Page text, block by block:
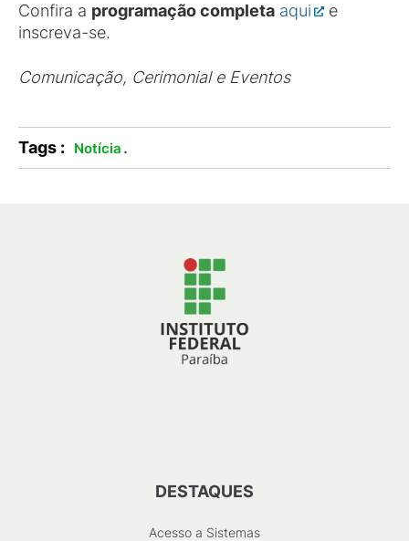
Confira a programação completa aqui
e
inscreva-se.
Comunicação, Cerimonial e Eventos
Tags : Notícia .
DESTAQUES
Acesso a Sistemas